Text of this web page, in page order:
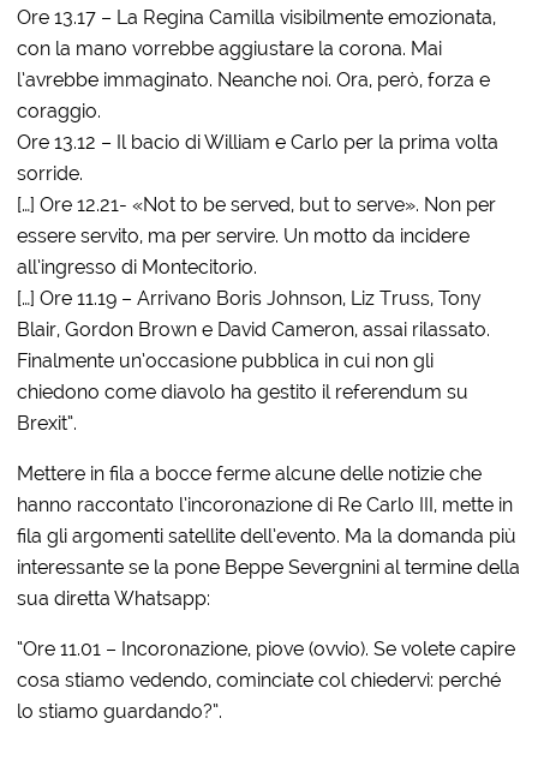
Ore 13.17 – La Regina Camilla visibilmente emozionata,
con la mano vorrebbe aggiustare la corona. Mai
l’avrebbe immaginato. Neanche noi. Ora, però, forza e
coraggio.
Ore 13.12 – Il bacio di William e Carlo per la prima volta
sorride.
[…] Ore 12.21- «Not to be served, but to serve». Non per
essere servito, ma per servire. Un motto da incidere
all’ingresso di Montecitorio.
[…] Ore 11.19 – Arrivano Boris Johnson, Liz Truss, Tony
Blair, Gordon Brown e David Cameron, assai rilassato.
Finalmente un’occasione pubblica in cui non gli
chiedono come diavolo ha gestito il referendum su
Brexit”.
Mettere in fila a bocce ferme alcune delle notizie che
hanno raccontato l’incoronazione di Re Carlo III, mette in
fila gli argomenti satellite dell’evento. Ma la domanda più
interessante se la pone Beppe Severgnini al termine della
sua diretta Whatsapp:
“Ore 11.01 – Incoronazione, piove (ovvio). Se volete capire
cosa stiamo vedendo, cominciate col chiedervi: perché
lo stiamo guardando?”.